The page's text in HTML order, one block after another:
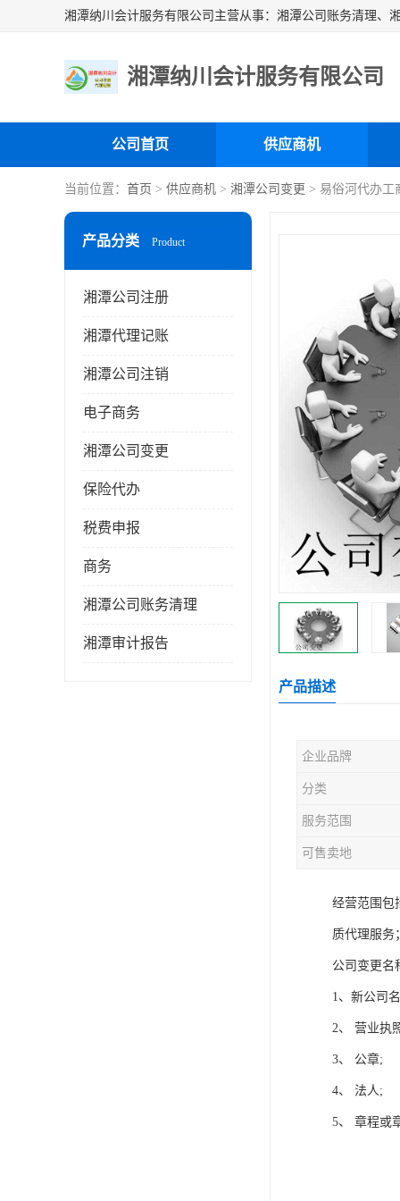
湘潭纳川会计服务有限公司
公司首页 供应商机
当前位置： 首页 > 供应商机 > 湘潭公司变更 > 易俗河代办工
产品分类 Product
湘潭公司注册
湘潭代理记账
湘潭公司注销
电子商务
湘潭公司变更
保险代办
税费申报
商务
湘潭公司账务清理
湘潭审计报告
产品描述
企业品牌
分类
服务范围
可售卖地
经营范围包
质代理服务
公司变更名
1、新公司
2、 营业执
3、 公章;
4、 法人;
5、 章程或